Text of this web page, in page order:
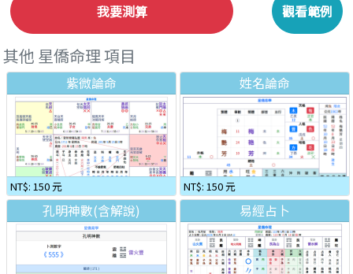
我要測算 觀看範例
其他 星僑命理 項目
紫微論命
NT$: 150 元
姓名論命
NT$: 150 元
孔明神數(含解說) 易經占卜